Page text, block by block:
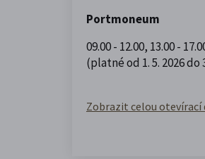
Portmoneum
09.00 - 12.00, 13.00 -
(platné od 1. 5. 2026 do
Zobrazit celou otevírací